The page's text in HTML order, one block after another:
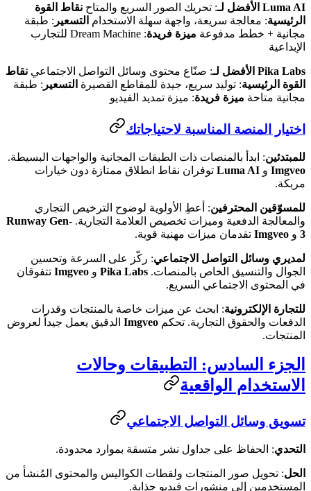
Luma AI الأفضل لـ: تحريك الصور السريع والمتاح نقاط القوة
الرئيسية: معالجة سريعة، واجهة سهلة الاستخدام التسعير : طبقة
مجانية + خطط مدفوعة ميزة فريدة
: Dream Machine للتجارب
الإبداعية
Pika Labs الأفضل لـ: صنّاع محتوى وسائل التواصل الاجتماعي نقاط
القوة الرئيسية: توليد سريع، جيدة للمقاطع القصيرة التسعير : طبقة
مجانية متاحة ميزة فريدة: ميزة تمديد الفيديو
اختيار المنصة المناسبة لاحتياجاتك
للمبتدئين: ابدأ بالمنصات ذات الطبقات المجانية والواجهات البسيطة.
Imgveo و Luma AI توفران نقاط انطلاق ممتازة دون خيارات
مربكة.
للمسوّقين المحترفين: أعطِ الأولوية لوضوح الترخيص التجاري
والمعالجة الدفعية وميزات تخصيص العلامة التجارية. Runway Gen-
3 و Imgveo تقدمان ميزات مهنية قوية.
لمديري وسائل التواصل الاجتماعي: ركّز على السرعة وتحسين
الجوال والتنسيق الخاص بالمنصات. Pika Labs و Imgveo تتفوقان
في المحتوى الاجتماعي السريع.
للتجارة الإلكترونية: ابحث عن ميزات خاصة بالمنتجات وقدرات
الدفعات والحقوق التجارية. تحكم Imgveo الدقيق يعمل جيداً لعروض
المنتجات.
الجزء السادس: التطبيقات وحالات
الاستخدام الواقعية
تسويق وسائل التواصل الاجتماعي
التحدي: الحفاظ على جداول نشر متسقة بموارد محدودة.
الحل: تحويل صور المنتجات ولقطات الكواليس والمحتوى المُنشأ من
المستخدمين إلى منشورات فيديو جذابة.